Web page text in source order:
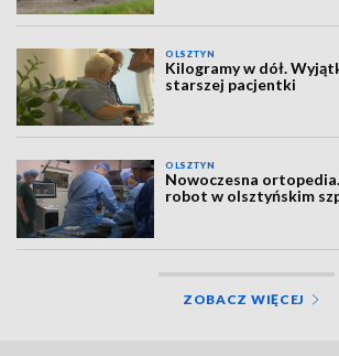
OLSZTYN
Kilogramy w dół.
starszej pacjentki
OLSZTYN
Nowoczesna
robot w olsztyńskim
ZOBACZ WIĘCEJ